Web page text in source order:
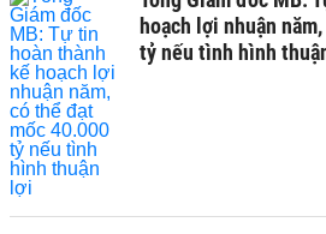
hoạch lợi nhuận
tỷ nếu tình hình